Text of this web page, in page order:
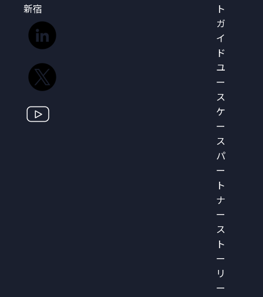
新宿
ト
ガ
イ
ド
ユ
ー
ス
ケ
ー
ス
パ
ー
ト
ナ
ー
ス
ト
ー
リ
ー